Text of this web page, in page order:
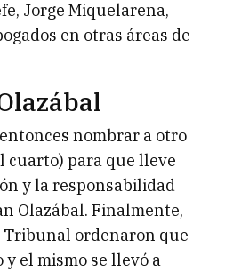
Jorge Miquelarena,
en otras áreas de
nombrar a otro
cuarto) para que lleve
y la responsabilidad
Olazábal. Finalmente,
Tribunal ordenaron que
el mismo se llevó a